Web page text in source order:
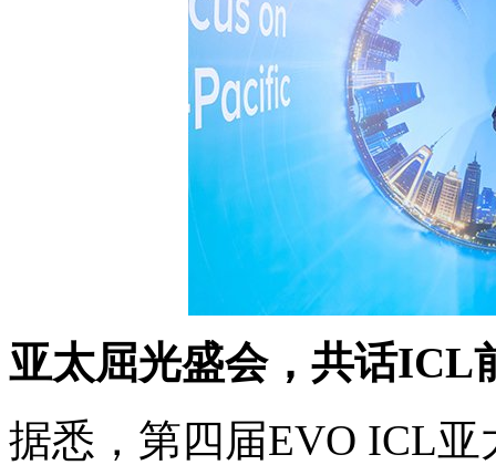
亚太屈光盛会，共话ICL
据悉，第四届EVO ICL亚